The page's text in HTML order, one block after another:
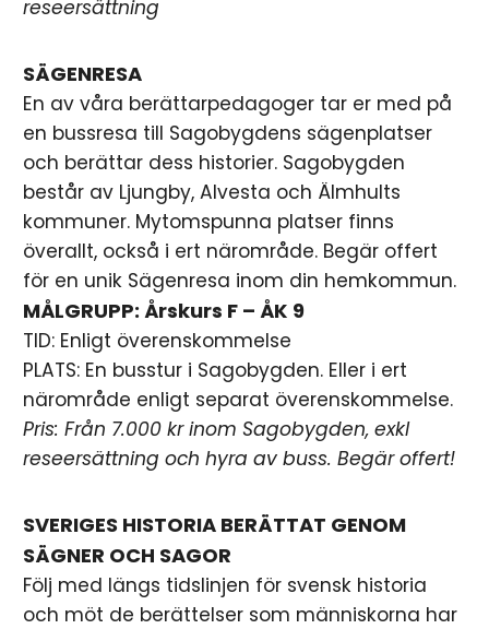
reseersättning
SÄGENRESA
En av våra berättarpedagoger tar er med på
en bussresa till Sagobygdens sägenplatser
och berättar dess historier. Sagobygden
består av Ljungby, Alvesta och Älmhults
kommuner. Mytomspunna platser finns
överallt, också i ert närområde. Begär offert
för en unik Sägenresa inom din hemkommun.
MÅLGRUPP: Årskurs F – ÅK 9
TID: Enligt överenskommelse
PLATS: En busstur i Sagobygden. Eller i ert
närområde enligt separat överenskommelse.
Pris: Från 7.000 kr inom Sagobygden, exkl
reseersättning och hyra av buss. Begär offert!
SVERIGES HISTORIA BERÄTTAT GENOM
SÄGNER OCH SAGOR
Följ med längs tidslinjen för svensk historia
och möt de berättelser som människorna har